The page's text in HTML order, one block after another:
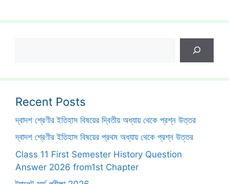
Recent Posts
দ্বাদশ শ্রেণীর ইতিহাস বিষয়ের দ্বিতীয় অধ্যায় থেকে প্রশ্ন উত্তর
দ্বাদশ শ্রেণীর ইতিহাস বিষয়ের প্রথম অধ্যায় থেকে প্রশ্ন উত্তর
Class 11 First Semester History Question
Answer 2026 from1st Chapter